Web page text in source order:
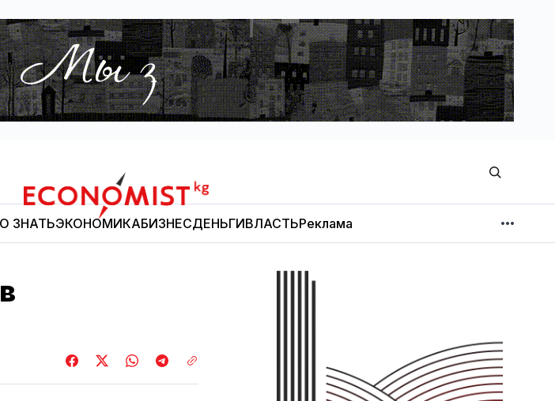
Economist.kg
ЗНАТЬЭКОНОМИКАБИЗНЕСДЕНЬГИВЛАСТЬРеклама
МНЕНИЕ